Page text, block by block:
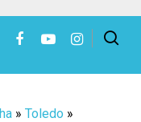
» Toledo »